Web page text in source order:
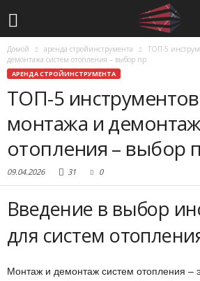
Домой аренда стройинструмента
ТОП-5
демонтажа систем отопления – выбор пр
АРЕНДА СТРОЙИНСТРУМЕНТА
ТОП-5
монтажа и
отопления – выбор
09.04.2026 31 0
Введение в выбор
для систем
Монтаж и демонтаж систем отопления –